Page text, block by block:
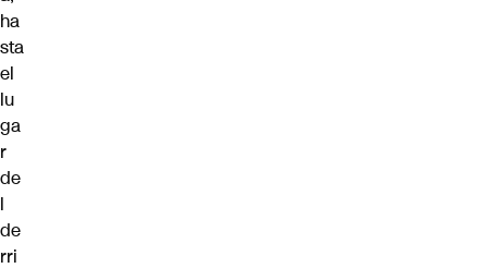
ha
sta
el
lu
ga
r
de
l
de
rri